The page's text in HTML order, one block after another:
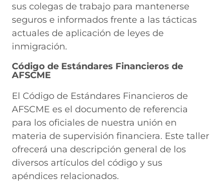
sus colegas de trabajo para mantenerse
seguros e informados frente a las tácticas
actuales de aplicación de leyes de
inmigración.
Código de Estándares Financieros de
AFSCME
El Código de Estándares Financieros de
AFSCME es el documento de referencia
para los oficiales de nuestra unión en
materia de supervisión financiera. Este taller
ofrecerá una descripción general de los
diversos artículos del código y sus
apéndices relacionados.